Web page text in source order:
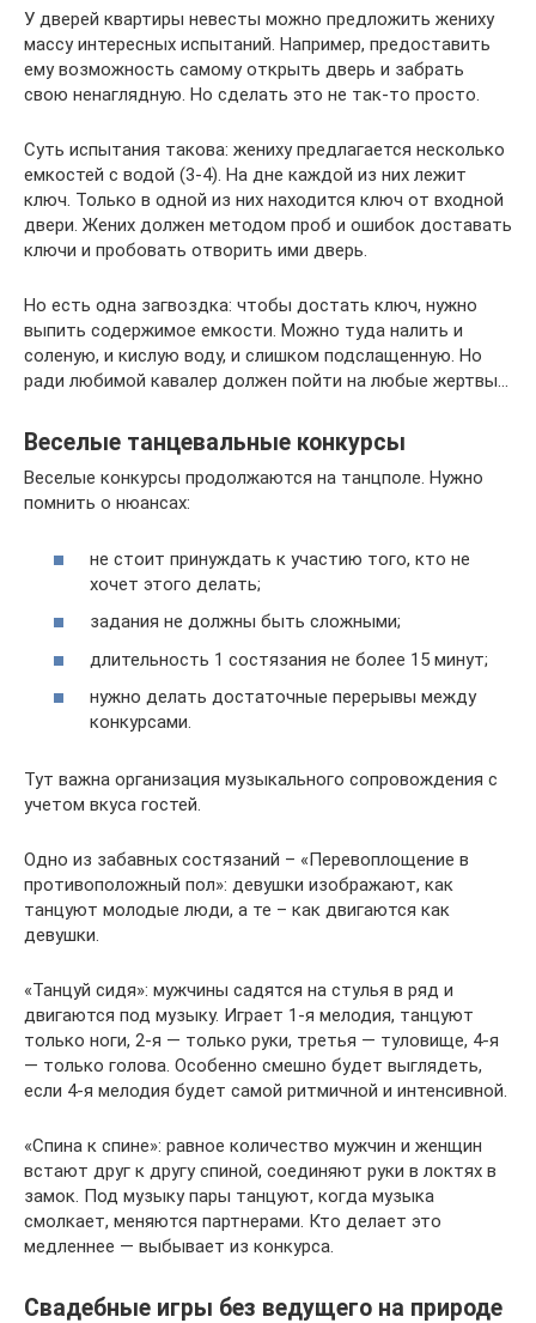
У дверей квартиры невесты можно предложить жениху
массу интересных испытаний. Например, предоставить
ему возможность самому открыть дверь и забрать
свою ненаглядную. Но сделать это не так-то просто.
Суть испытания такова: жениху предлагается несколько
емкостей с водой (3-4). На дне каждой из них лежит
ключ. Только в одной из них находится ключ от входной
двери. Жених должен методом проб и ошибок доставать
ключи и пробовать отворить ими дверь.
Но есть одна загвоздка: чтобы достать ключ, нужно
выпить содержимое емкости. Можно туда налить и
соленую, и кислую воду, и слишком подслащенную. Но
ради любимой кавалер должен пойти на любые жертвы…
Веселые танцевальные конкурсы
Веселые конкурсы продолжаются на танцполе. Нужно
помнить о нюансах:
не стоит принуждать к участию того, кто не
хочет этого делать;
задания не должны быть сложными;
длительность 1 состязания не более 15 минут;
нужно делать достаточные перерывы между
конкурсами.
Тут важна организация музыкального сопровождения с
учетом вкуса гостей.
Одно из забавных состязаний – «Перевоплощение в
противоположный пол»: девушки изображают, как
танцуют молодые люди, а те – как двигаются как
девушки.
«Танцуй сидя»: мужчины садятся на стулья в ряд и
двигаются под музыку. Играет 1-я мелодия, танцуют
только ноги, 2-я — только руки, третья — туловище, 4-я
— только голова. Особенно смешно будет выглядеть,
если 4-я мелодия будет самой ритмичной и интенсивной.
«Спина к спине»: равное количество мужчин и женщин
встают друг к другу спиной, соединяют руки в локтях в
замок. Под музыку пары танцуют, когда музыка
смолкает, меняются партнерами. Кто делает это
медленнее — выбывает из конкурса.
Свадебные игры без ведущего на природе